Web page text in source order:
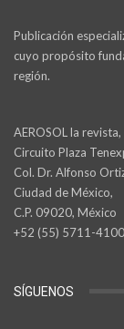
Publicación
cuyo propósito
región.
AEROSOL la revista,
Circuito Plaza
Col. Dr. Alfonso
Ciudad de México,
C.P. 09020, México
+52 (55) 5711-
SÍGUENOS